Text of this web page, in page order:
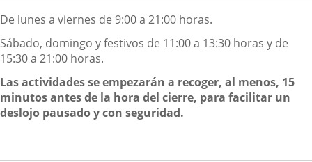
De lunes a viernes de 9:00 a 21:00 horas.
Sábado, domingo y festivos de 11:00 a 13:30 horas y de
15:30 a 21:00 horas.
Las actividades se empezarán a recoger, al menos, 15
minutos antes de la hora del cierre, para facilitar un
deslojo pausado y con seguridad.